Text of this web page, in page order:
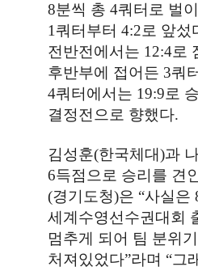
8분씩 총4쿼터로 벌
1 쿼터부터4:2로 앞섰
전반전에서는 12:4로
후반부에 접어든 3쿼
4쿼터에서는 19:9로
결정전으로 향했다.
김성훈(한국체대)과
6득점으로 승리를 견
(경기도청)은 “사실은
세계수영선수권대회
멈추게 되어 팀 분위기
처져있었다”라며 “그